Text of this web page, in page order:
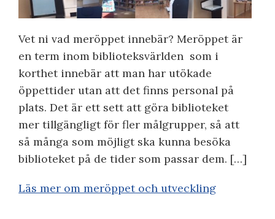
Vet ni vad meröppet innebär? Meröppet är
en term inom biblioteksvärlden som i
korthet innebär att man har utökade
öppettider utan att det finns personal på
plats. Det är ett sett att göra biblioteket
mer tillgängligt för fler målgrupper, så att
så många som möjligt ska kunna besöka
biblioteket på de tider som passar dem. […]
Läs mer om meröppet och utveckling